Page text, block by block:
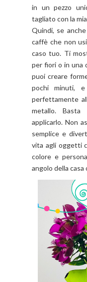
in un pezzo
tagliato con la mia
Quindi, se
caffè che non
caso tuo. Ti
per fiori o in una
puoi creare
pochi minuti,
perfettamente
metallo. Basta
applicarlo. Non
semplice e
vita agli oggetti
colore e
angolo della casa